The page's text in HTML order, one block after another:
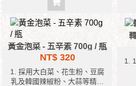
黃金泡菜 - 五辛素 700g / 瓶
NT$ 320
1. 採用大白菜、花生粉、豆腐
乳及韓國辣椒粉、大蒜等精心
1.